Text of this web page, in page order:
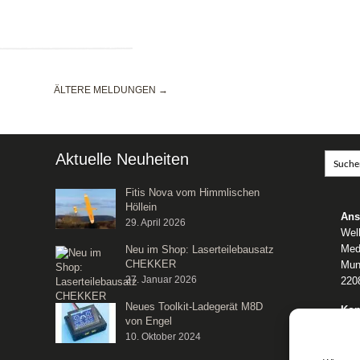
ÄLTERE MELDUNGEN →
Aktuelle Neuheiten
Fitis Nova vom Himmlischen
Höllein
29. April 2026
Neu im Shop: Laserteilebausatz
CHEKKER
27. Januar 2026
Neues Toolkit-Ladegerät M8D
von Engel
10. Oktober 2024